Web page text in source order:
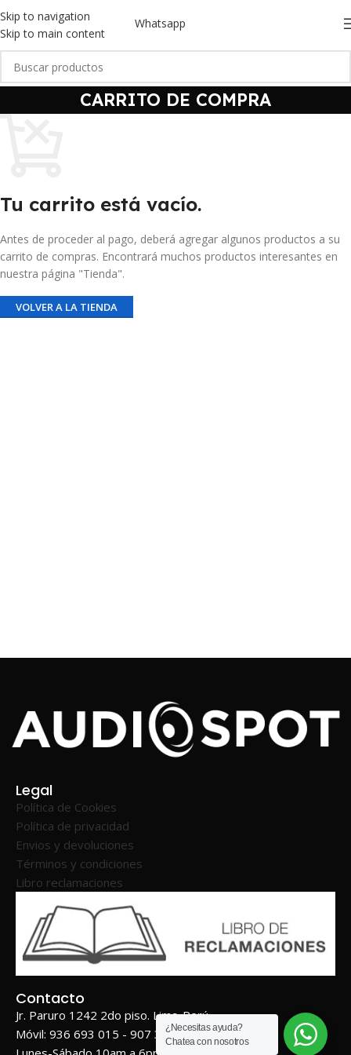
Skip to navigation
Skip to main content
Whatsapp
CARRITO DE COMPRA
Tu carrito está vacío.
Antes de proceder al pago, deberá agregar algunos productos a su
carrito de compras. Encontrará muchos productos interesantes en
nuestra página "Tienda".
VOLVER A LA TIENDA
Legal
Política de Cookies
Política de privacidad
Envios y devoluciones
Términos y condiciones
Libro reclamaciones
Contacto
Jr. Paruro 1242 2do piso. Lima-Perú
Móvil: 936 693 015 - 907 362 362¿Necesitas ayuda?
Chatea con nosotros